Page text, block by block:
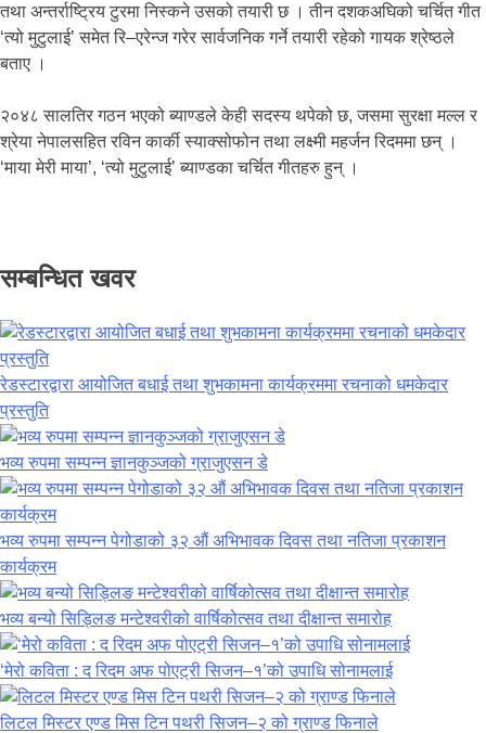
तथा अन्तर्राष्ट्रिय टुरमा निस्कने उसको तयारी छ । तीन दशकअघिको चर्चित गीत
‘त्यो मुटुलाई’ समेत रि–एरेन्ज गरेर सार्वजनिक गर्ने तयारी रहेको गायक श्रेष्ठले
बताए ।
२०४८ सालतिर गठन भएको ब्याण्डले केही सदस्य थपेको छ, जसमा सुरक्षा मल्ल र
श्रेया नेपालसहित रविन कार्की स्याक्सोफोन तथा लक्ष्मी महर्जन रिदममा छन् ।
‘माया मेरी माया’, ‘त्यो मुटुलाई’ ब्याण्डका चर्चित गीतहरु हुन् ।
सम्बन्धित खवर
रेडस्टारद्वारा आयोजित बधाई तथा शुभकामना कार्यक्रममा रचनाको धमकेदार
प्रस्तुति
भव्य रुपमा सम्पन्न ज्ञानकुञ्जको ग्राजुएसन डे
भव्य रुपमा सम्पन्न पेगोडाको ३२ औं अभिभावक दिवस तथा नतिजा प्रकाशन
कार्यक्रम
भव्य बन्यो सिड्लिङ मन्टेश्वरीको वार्षिकोत्सव तथा दीक्षान्त समारोह
‘मेरो कविता : द रिदम अफ पोएट्री सिजन–१’को उपाधि सोनामलाई
लिटल मिस्टर एण्ड मिस टिन पथरी सिजन–२ को ग्राण्ड फिनाले